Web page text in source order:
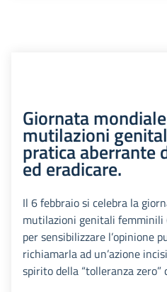
Giornata
mutilazioni
pratica aberrante
ed eradicare.
Il 6 febbraio si celebra la
mutilazioni genitali femminili
per sensibilizzare l’opinione
richiamarla ad un’azione
spirito della “tolleranza zero”